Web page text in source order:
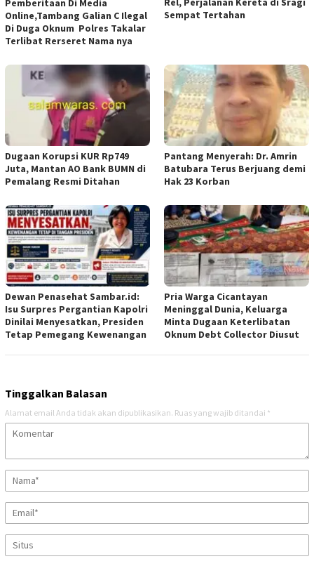
Pemberitaan Di Media
Online,Tambang Galian C Ilegal
Di Duga Oknum Polres Takalar
Terlibat Rerseret Nama nya
Sempat Tertahan
Dugaan Korupsi KUR Rp749
Juta, Mantan AO Bank BUMN di
Pemalang Resmi Ditahan
Pantang Menyerah: Dr. Amrin
Batubara Terus Berjuang demi
Hak 23 Korban
Dewan Penasehat Sambar.id:
Isu Surpres Pergantian Kapolri
Dinilai Menyesatkan, Presiden
Tetap Pemegang Kewenangan
Pria Warga Cicantayan
Meninggal Dunia, Keluarga
Minta Dugaan Keterlibatan
Oknum Debt Collector Diusut
Tinggalkan Balasan
Alamat email Anda tidak akan dipublikasikan. Ruas yang wajib ditandai *